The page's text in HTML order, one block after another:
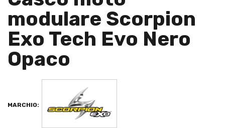
modulare Scorpion
Exo Tech Evo Nero
Opaco
MARCHIO: